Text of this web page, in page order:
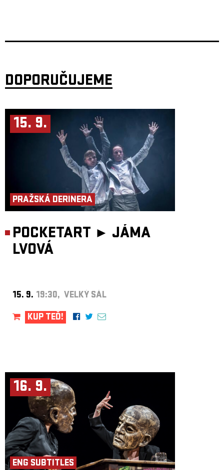
DOPORUČUJEME
15. 9.
PRAŽSKÁ DERINERA
POCKETART ► JÁMA
LVOVÁ
15. 9. 19:30, VELKÝ SÁL
KUP TEĎ!
16. 9.
ENG SUBTITLES